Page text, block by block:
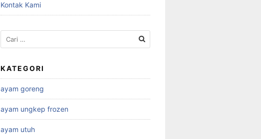
Kontak Kami
Cari
untuk:
KATEGORI
ayam goreng
ayam ungkep frozen
ayam utuh